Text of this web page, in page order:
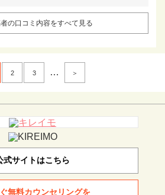
の口コミ内容をすべて見る
2 3 … ＞
式サイトはこちら
無料カウンセリングを